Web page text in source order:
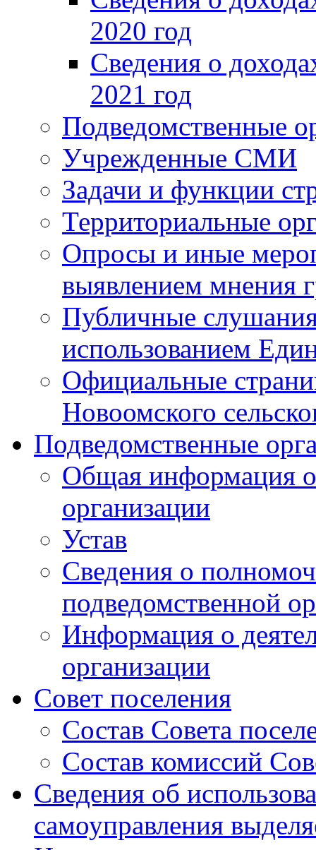
2020 год
Сведения о
2021 год
Подведомственные
Учрежденные СМИ
Задачи и функции
Территориальные
Опросы и иные
выявлением мнения
Публичные
использованием
Официальные
Новоомского
Подведомственные
Общая информация
организации
Устав
Сведения о
подведомственной
Информация о
организации
Совет поселения
Состав Совета
Состав комиссий
Сведения об
самоуправления